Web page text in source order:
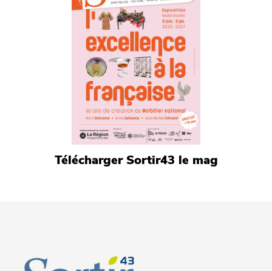
Télécharger Sortir43 le mag